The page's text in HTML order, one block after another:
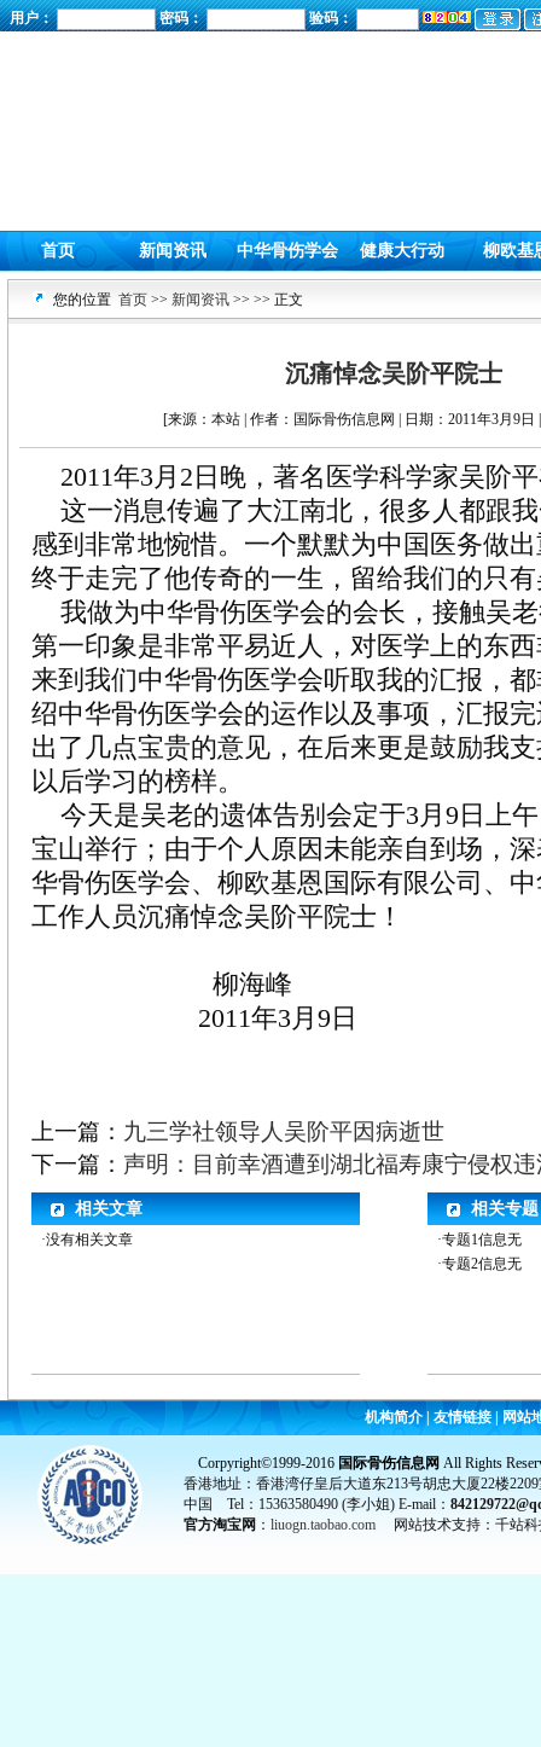
用户： 密码： 验码：
首页 新闻资讯 中华骨伤学会 健康大行动 柳欧基
您的位置 首页 >> 新闻资讯 >> >> 正文
沉痛悼念吴阶平院士
[来源：本站 | 作者：国际骨伤信息网 | 日期：2011年3月9日
2011年3月2日晚，著名医学科学家吴阶
这一消息传遍了大江南北，很多人都跟
感到非常地惋惜。一个默默为中国医务做
终于走完了他传奇的一生，留给我们的只
我做为中华骨伤医学会的会长，接触吴
第一印象是非常平易近人，对医学上的东
来到我们中华骨伤医学会听取我的汇报，
绍中华骨伤医学会的运作以及事项，汇报
出了几点宝贵的意见，在后来更是鼓励我
以后学习的榜样。
今天是吴老的遗体告别会定于3月9日上
宝山举行；由于个人原因未能亲自到场，
华骨伤医学会、柳欧基恩国际有限公司、
工作人员沉痛悼念吴阶平院士！
柳海峰
2011年3月9日
上一篇： 九三学社领导人吴阶平因病逝世
下一篇： 声明：目前幸酒遭到湖北福寿康宁侵权
相关文章
·没有相关文章
相关专题
·专题1信息无
·专题2信息无
机构简介| 友情链接 |网站
Corpyright©1999-2016 国际骨伤信息网 All Rights
香港地址：香港湾仔皇后大道东213号胡忠大厦22楼
中国 Tel：15363580490 (李小姐) E-mail：
官方淘宝网 ： liuogn.taobao.com 网站技术支持：千站科